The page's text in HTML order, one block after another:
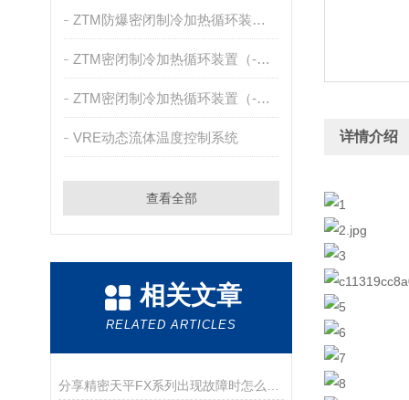
ZTM防爆密闭制冷加热循环装置（-30~200℃）
ZTM密闭制冷加热循环装置（-40~200℃）
ZTM密闭制冷加热循环装置（-30~200℃）
VRE动态流体温度控制系统
查看全部
相关文章
RELATED ARTICLES
详情介绍